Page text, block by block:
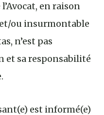
en raison
ou insurmontable
n’est pas
et sa responsabilité
est informé(e)